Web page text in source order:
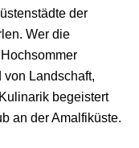
der
Wer die
von Landschaft,
begeistert
an der Amalfiküste.